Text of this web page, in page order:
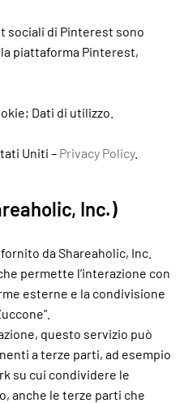
sociali di Pinterest sono
piattaforma Pinterest,
Dati di utilizzo.
Uniti – Privacy Policy.
Inc.)
da Shareaholic, Inc.
permette l’interazione con
esterne e la condivisione
questo servizio può
a terze parti, ad esempio
su cui condividere le
anche le terze parti che